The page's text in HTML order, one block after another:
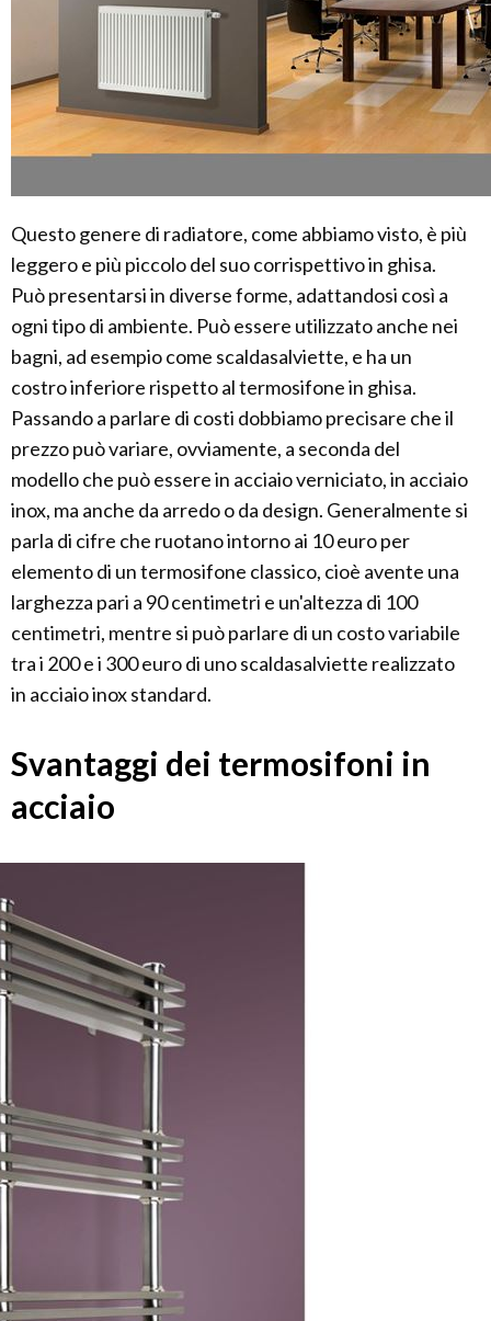
Questo genere di radiatore, come abbiamo visto, è più
leggero e più piccolo del suo corrispettivo in ghisa.
Può presentarsi in diverse forme, adattandosi così a
ogni tipo di ambiente. Può essere utilizzato anche nei
bagni, ad esempio come scaldasalviette, e ha un
costro inferiore rispetto al termosifone in ghisa.
Passando a parlare di costi dobbiamo precisare che il
prezzo può variare, ovviamente, a seconda del
modello che può essere in acciaio verniciato, in acciaio
inox, ma anche da arredo o da design. Generalmente si
parla di cifre che ruotano intorno ai 10 euro per
elemento di un termosifone classico, cioè avente una
larghezza pari a 90 centimetri e un'altezza di 100
centimetri, mentre si può parlare di un costo variabile
tra i 200 e i 300 euro di uno scaldasalviette realizzato
in acciaio inox standard.
Svantaggi dei termosifoni in
acciaio